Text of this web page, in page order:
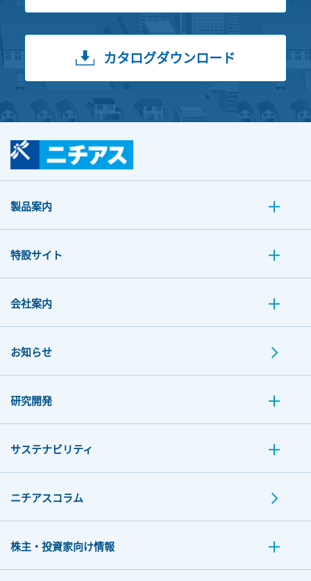
カタログダウンロード
製品案内
特設サイト
会社案内
お知らせ
研究開発
サステナビリティ
ニチアスコラム
株主・投資家向け情報